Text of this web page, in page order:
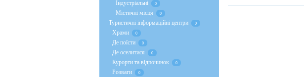
Індустріальні 0
Містичні місця 0
Туристичні інформаційні центри 0
Храми 0
Де поїсти 0
Де оселитися 0
Курорти та відпочинок 0
Розваги 0